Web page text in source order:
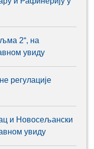
2“, на
увиду
регулације
и Новосељански
увиду